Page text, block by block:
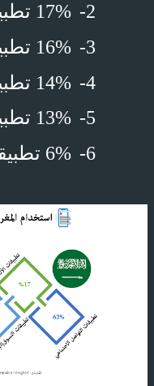
2-
17% تطبيقات الألعاب
3-
16% تطبيقات التسوق|البقالة
4-
14% تطبيقات توصيل الطعام
5-
13% تطبيقات الصحة|اللياقة
6-
6% تطبيقات الفنادق|السفر